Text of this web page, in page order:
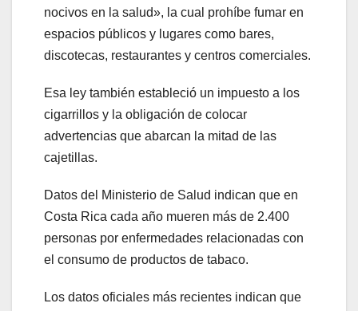
nocivos en la salud», la cual prohíbe fumar en
espacios públicos y lugares como bares,
discotecas, restaurantes y centros comerciales.
Esa ley también estableció un impuesto a los
cigarrillos y la obligación de colocar
advertencias que abarcan la mitad de las
cajetillas.
Datos del Ministerio de Salud indican que en
Costa Rica cada año mueren más de 2.400
personas por enfermedades relacionadas con
el consumo de productos de tabaco.
Los datos oficiales más recientes indican que